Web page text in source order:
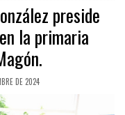
preside
la primaria
DE 2024